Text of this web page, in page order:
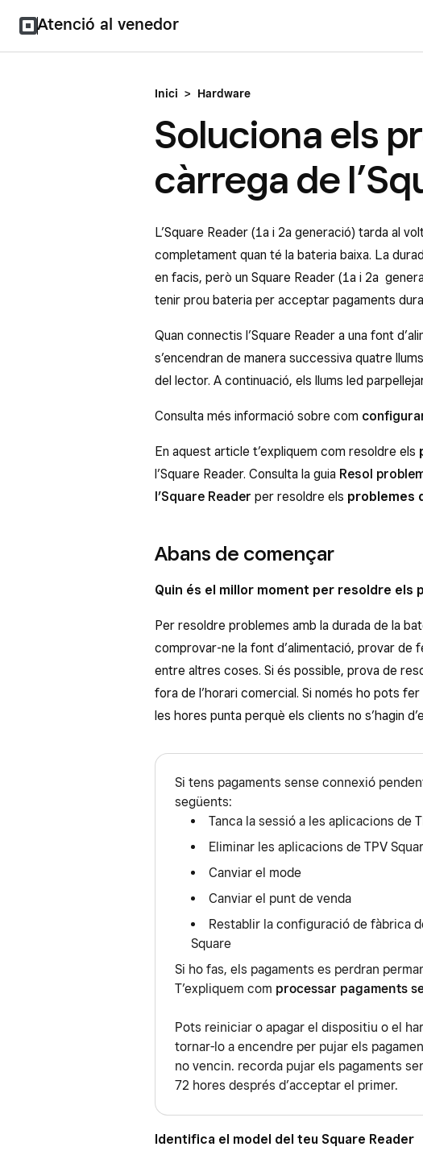
Atenció al venedor
Inici > Hardware
Soluciona els
càrrega de
L’Square Reader (1a i 2a generació) tarda al
completament quan té la bateria baixa. La
en facis, però un Square Reader (1a i 2a
tenir prou bateria per acceptar pagaments
Quan connectis l’Square Reader a una font
s’encendran de manera successiva quatre
del lector. A continuació, els llums led
Consulta més informació sobre com
En aquest article t’expliquem com resoldre els
l’Square Reader. Consulta la guia Resol
l’Square Reader per resoldre els problemes
Abans de començar
Quin és el millor moment per resoldre els
Per resoldre problemes amb la durada de la
comprovar-ne la font d’alimentació, provar de
entre altres coses. Si és possible, prova de
fora de l’horari comercial. Si només ho pots
les hores punta perquè els clients no s’hagin
Si tens pagaments sense connexió
següents:
Tanca la sessió a les aplicacions de
Eliminar les aplicacions de TPV
Canviar el mode
Canviar el punt de venda
Restablir la configuració de fàbrica
Square
Si ho fas, els pagaments es perdran
T’expliquem com processar pagaments
Pots reiniciar o apagar el dispositiu o el
tornar-lo a encendre per pujar els
no vencin. recorda pujar els pagaments
72 hores després d’acceptar el primer.
Identifica el model del teu Square Reader